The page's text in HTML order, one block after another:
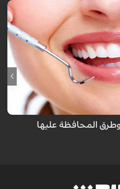
والتي تظهر للمرة الأولى كأسنان
العادية ولكن تفريش الأسنان كل يوم غير
أخرى يجب إتباعها.
وطرق المحافظة عليها